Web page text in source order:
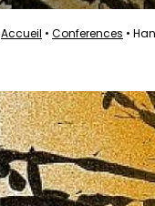
Accueil • Conferences •